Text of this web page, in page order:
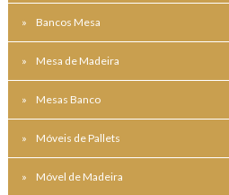
Bancos Mesa
Mesa de Madeira
Mesas Banco
Móveis de Pallets
Móvel de Madeira